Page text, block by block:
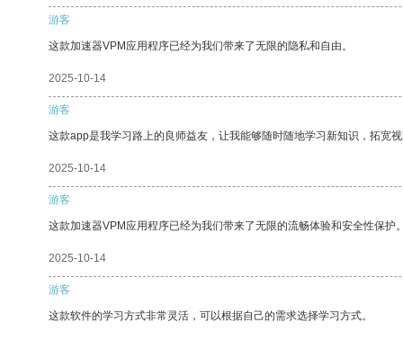
游客
这款加速器VPM应用程序已经为我们带来了无限的隐私和自由。
2025-10-14
游客
这款app是我学习路上的良师益友，让我能够随时随地学习新知识，拓宽
2025-10-14
游客
这款加速器VPM应用程序已经为我们带来了无限的流畅体验和安全性保护
2025-10-14
游客
这款软件的学习方式非常灵活，可以根据自己的需求选择学习方式。